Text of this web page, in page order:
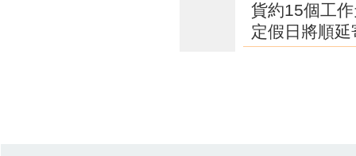
貨約15個工
定假日將順延